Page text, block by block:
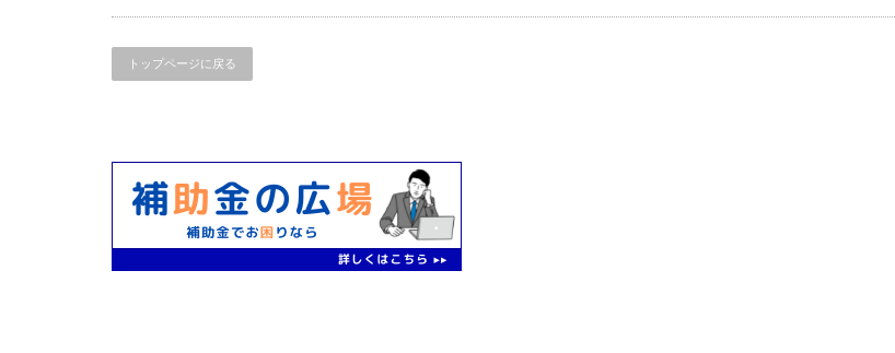
募
集
明
ン
ジ
中
小
トップページに戻る